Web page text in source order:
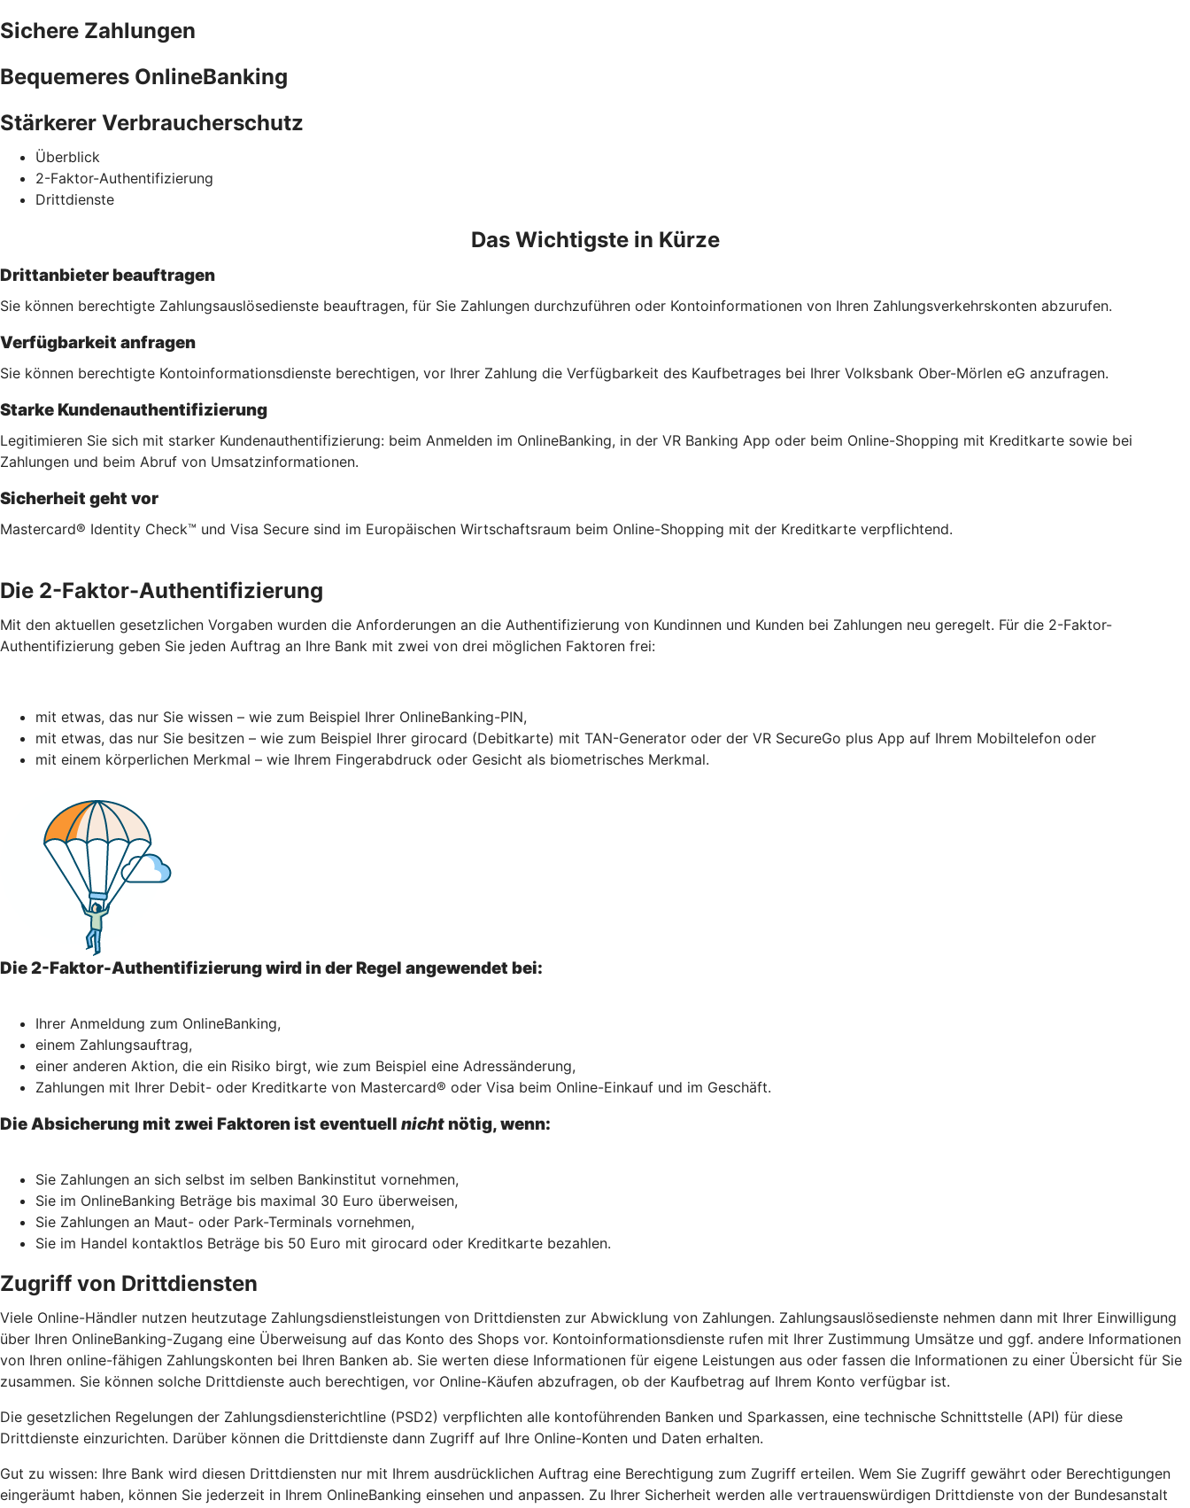
Sichere Zahlungen
Bequemeres OnlineBanking
Stärkerer Verbraucherschutz
Überblick
2-Faktor-Authentifizierung
Drittdienste
Das Wichtigste in Kürze
Drittanbieter beauftragen
Sie können berechtigte Zahlungsauslösedienste beauftragen, für Sie Zahlungen durchzuführen oder Kontoinformationen von Ihren Zahlungsverkehrskonten abzurufen.
Verfügbarkeit anfragen
Sie können berechtigte Kontoinformationsdienste berechtigen, vor Ihrer Zahlung die Verfügbarkeit des Kaufbetrages bei Ihrer Volksbank Ober-Mörlen eG anzufragen.
Starke Kundenauthentifizierung
Legitimieren Sie sich mit starker Kundenauthentifizierung: beim Anmelden im OnlineBanking, in der VR Banking App oder beim Online-Shopping mit Kreditkarte sowie bei
Zahlungen und beim Abruf von Umsatzinformationen.
Sicherheit geht vor
Mastercard® Identity Check™ und Visa Secure sind im Europäischen Wirtschaftsraum beim Online-Shopping mit der Kreditkarte verpflichtend.
Die 2-Faktor-Authentifizierung
Mit den aktuellen gesetzlichen Vorgaben wurden die Anforderungen an die Authentifizierung von Kundinnen und Kunden bei Zahlungen neu geregelt. Für die 2-Faktor-
Authentifizierung geben Sie jeden Auftrag an Ihre Bank mit zwei von drei möglichen Faktoren frei:
mit etwas, das nur Sie wissen – wie zum Beispiel Ihrer OnlineBanking-PIN,
mit etwas, das nur Sie besitzen – wie zum Beispiel Ihrer girocard (Debitkarte) mit TAN-Generator oder der VR SecureGo plus App auf Ihrem Mobiltelefon oder
mit einem körperlichen Merkmal – wie Ihrem Fingerabdruck oder Gesicht als biometrisches Merkmal.
Die 2-Faktor-Authentifizierung wird in der Regel angewendet bei:
Ihrer Anmeldung zum OnlineBanking,
einem Zahlungsauftrag,
einer anderen Aktion, die ein Risiko birgt, wie zum Beispiel eine Adressänderung,
Zahlungen mit Ihrer Debit- oder Kreditkarte von Mastercard® oder Visa beim Online-Einkauf und im Geschäft.
Die Absicherung mit zwei Faktoren ist eventuell nicht nötig, wenn:
Sie Zahlungen an sich selbst im selben Bankinstitut vornehmen,
Sie im OnlineBanking Beträge bis maximal 30 Euro überweisen,
Sie Zahlungen an Maut- oder Park-Terminals vornehmen,
Sie im Handel kontaktlos Beträge bis 50 Euro mit girocard oder Kreditkarte bezahlen.
Zugriff von Drittdiensten
Viele Online-Händler nutzen heutzutage Zahlungsdienstleistungen von Drittdiensten zur Abwicklung von Zahlungen. Zahlungsauslösedienste nehmen dann mit Ihrer Einwilligung
über Ihren OnlineBanking-Zugang eine Überweisung auf das Konto des Shops vor. Kontoinformationsdienste rufen mit Ihrer Zustimmung Umsätze und ggf. andere Informationen
von Ihren online-fähigen Zahlungskonten bei Ihren Banken ab. Sie werten diese Informationen für eigene Leistungen aus oder fassen die Informationen zu einer Übersicht für Sie
zusammen. Sie können solche Drittdienste auch berechtigen, vor Online-Käufen abzufragen, ob der Kaufbetrag auf Ihrem Konto verfügbar ist.
Die gesetzlichen Regelungen der Zahlungsdiensterichtline (PSD2) verpflichten alle kontoführenden Banken und Sparkassen, eine technische Schnittstelle (API) für diese
Drittdienste einzurichten. Darüber können die Drittdienste dann Zugriff auf Ihre Online-Konten und Daten erhalten.
Gut zu wissen: Ihre Bank wird diesen Drittdiensten nur mit Ihrem ausdrücklichen Auftrag eine Berechtigung zum Zugriff erteilen. Wem Sie Zugriff gewährt oder Berechtigungen
eingeräumt haben, können Sie jederzeit in Ihrem OnlineBanking einsehen und anpassen. Zu Ihrer Sicherheit werden alle vertrauenswürdigen Drittdienste von der Bundesanstalt